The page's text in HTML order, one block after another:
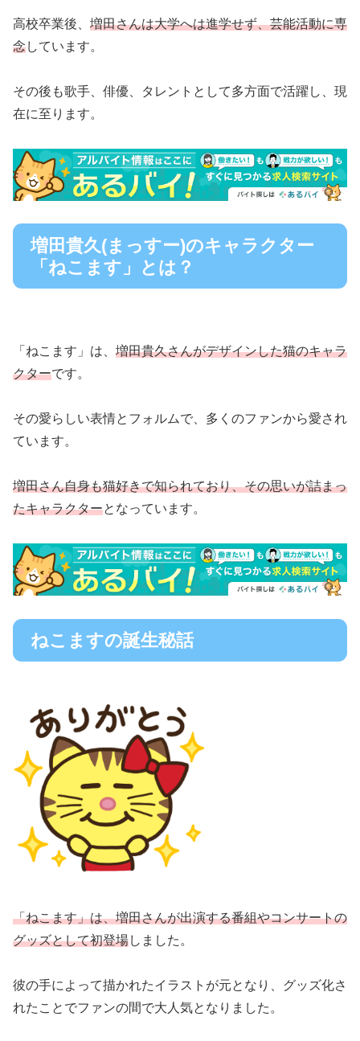
高校卒業後、 増田さんは大学へは進学せず、芸能活動に専
念しています。
その後も歌手、俳優、タレントとして多方面で活躍し、現
在に至ります。
増田貴久(まっすー)のキャラクター
「ねこます」とは？
「ねこます」は、 増田貴久さんがデザインした猫のキャラ
クターです。
その愛らしい表情とフォルムで、多くのファンから愛され
ています。
増田さん自身も猫好きで知られており、その思いが詰まっ
たキャラクターとなっています。
ねこますの誕生秘話
「ねこます」は、増田さんが出演する番組やコンサートの
グッズとして初登場しました。
彼の手によって描かれたイラストが元となり、グッズ化さ
れたことでファンの間で大人気となりました。